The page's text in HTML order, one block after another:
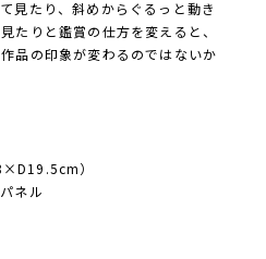
見たり、斜めからぐるっと動き
たりと鑑賞の仕方を変えると、
品の印象が変わるのではないか
）
ネル